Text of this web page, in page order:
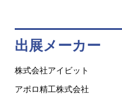
出展メーカー
株式会社アイビット
アポロ精工株式会社